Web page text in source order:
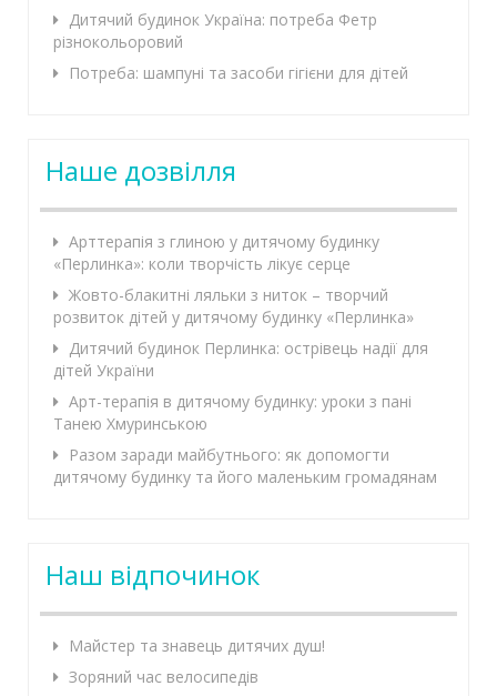
Дитячий будинок Україна: потреба Фетр
різнокольоровий
Потреба: шампуні та засоби гігієни для дітей
Наше дозвілля
Арттерапія з глиною у дитячому будинку
«Перлинка»: коли творчість лікує серце
Жовто-блакитні ляльки з ниток – творчий
розвиток дітей у дитячому будинку «Перлинка»
Дитячий будинок Перлинка: острівець надії для
дітей України
Арт-терапія в дитячому будинку: уроки з пані
Танею Хмуринською
Разом заради майбутнього: як допомогти
дитячому будинку та його маленьким громадянам
Наш відпочинок
Майстер та знавець дитячих душ!
Зоряний час велосипедів